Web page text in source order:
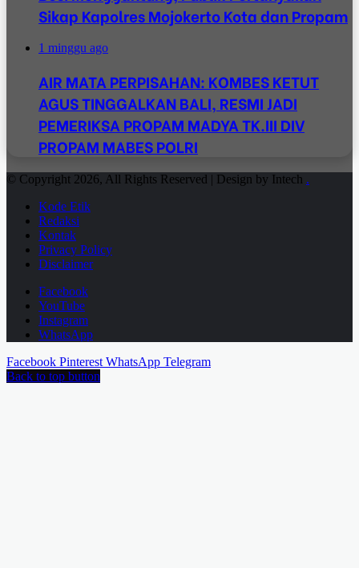
Sikap Kapolres Mojokerto Kota dan Propam
1 minggu ago
AIR MATA PERPISAHAN: KOMBES KETUT
AGUS TINGGALKAN BALI, RESMI JADI
PEMERIKSA PROPAM MADYA TK.III DIV
PROPAM MABES POLRI
© Copyright 2026, All Rights Reserved | Design by Intech .
Kode Etik
Redaksi
Kontak
Privacy Policy
Disclaimer
Facebook
YouTube
Instagram
WhatsApp
Facebook Pinterest WhatsApp Telegram
Back to top button